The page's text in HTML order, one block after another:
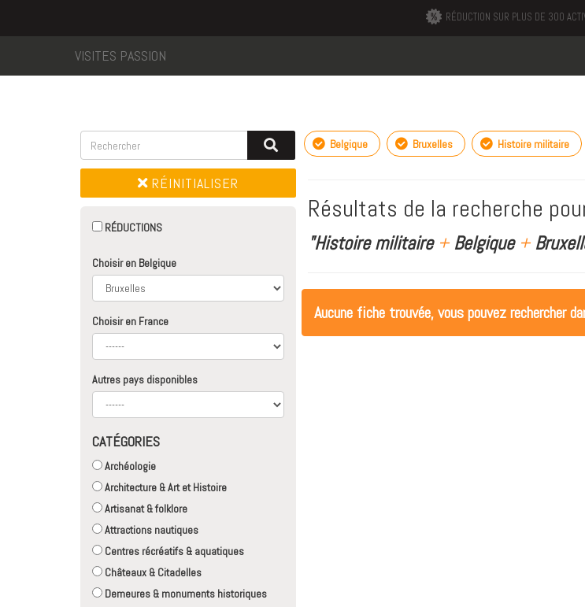
RÉDUCTION SUR PLUS DE 300
VISITES PASSION
RÉINITIALISER
RÉDUCTIONS
Choisir en Belgique
Choisir en France
Autres pays disponibles
CATÉGORIES
Archéologie
Architecture & Art et Histoire
Artisanat & folklore
Attractions nautiques
Centres récréatifs & aquatiques
Châteaux & Citadelles
Demeures & monuments historiques
Belgique Bruxelles Histoire militaire
Résultats de la recherche
"Histoire militaire +Belgique +
Aucune fiche trouvée, vous pouvez rechercher